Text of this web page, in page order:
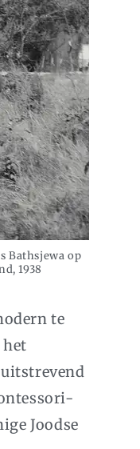
Bathsjewa op
1938
te
Joodse